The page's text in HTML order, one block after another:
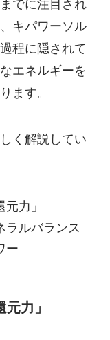
でに注目され
キパワーソル
程に隠されて
エネルギーを
ます。
く解説してい
力」
ラルバランス
ー
力」